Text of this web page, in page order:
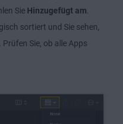
Sie Hinzugefügt am.
sortiert und Sie sehen,
Sie, ob alle Apps